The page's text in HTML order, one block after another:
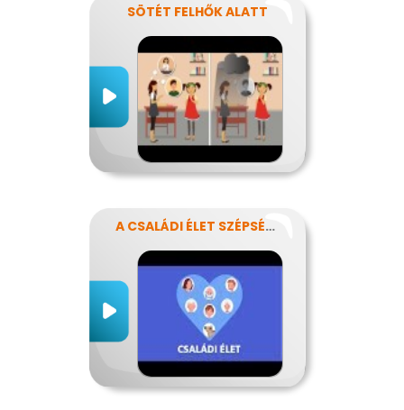
SÖTÉT FELHŐK ALATT
A CSALÁDI ÉLET SZÉPSÉGEI ÉS NEHÉZSÉGEI